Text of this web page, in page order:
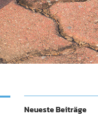
Neueste Beiträge